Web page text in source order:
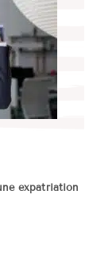
expatriation